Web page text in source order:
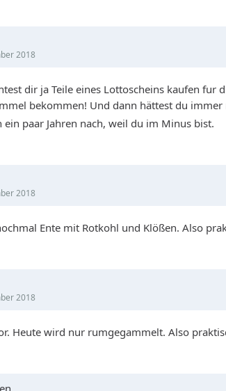
2018
dir ja Teile eines Lottoscheins kaufen
bekommen! Und dann hättest du
paar Jahren nach, weil du im Minus bist.
2018
Ente mit Rotkohl und Klößen. Also
2018
Heute wird nur rumgegammelt. Also